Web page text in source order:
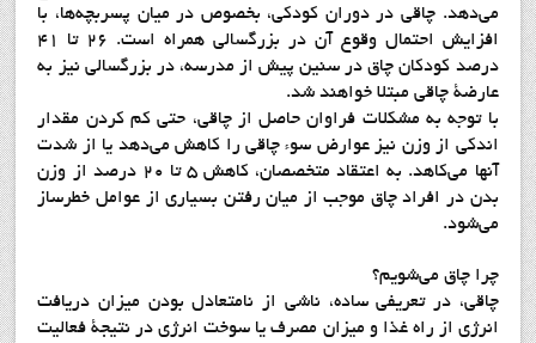
مي‌دهد. چاقي در دوران كودكي، بخصوص در ميان پسربچه‌ها، با
افزايش احتمال وقوع آن در بزرگسالي همراه است. 26 تا 41
درصد كودكان چاق در سنين پيش از مدرسه، در بزرگسالي نيز به
عارضة چاقي مبتلا خواهند شد.
با توجه به مشكلات فراوان حاصل از چاقي، حتي كم كردن مقدار
اندكي از وزن نيز عوارض سوء چاقي را كاهش مي‌دهد يا از شدت
آنها مي‌كاهد. به اعتقاد متخصصان، كاهش 5 تا 20 درصد از وزن
بدن در افراد چاق موجب از ميان رفتن بسياري از عوامل خطرساز
مي‌شود.
چرا چاق مي‌شويم؟
چاقي، در تعريفي ساده، ناشي از نامتعادل بودن ميزان دريافت
انرژي از راه غذا و ميزان مصرف يا سوخت انرژي در نتيجة فعاليت